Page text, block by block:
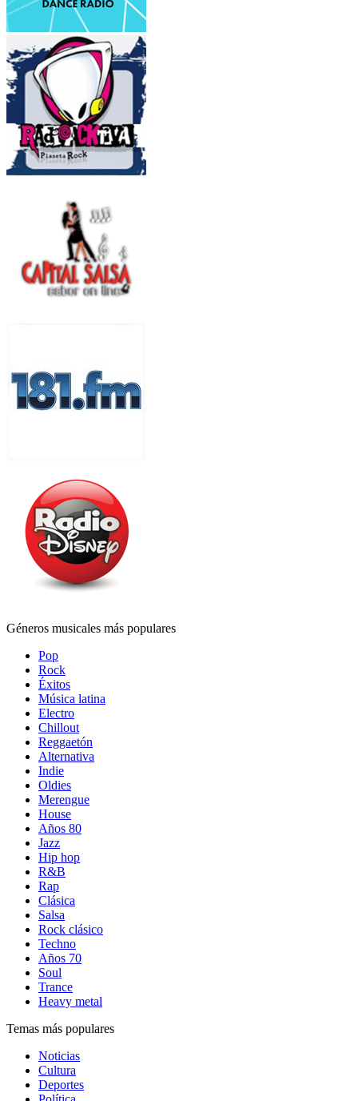
Géneros musicales más populares
Pop
Rock
Éxitos
Música latina
Electro
Chillout
Reggaetón
Alternativa
Indie
Oldies
Merengue
House
Años 80
Jazz
Hip hop
R&B
Rap
Clásica
Salsa
Rock clásico
Techno
Años 70
Soul
Trance
Heavy metal
Temas más populares
Noticias
Cultura
Deportes